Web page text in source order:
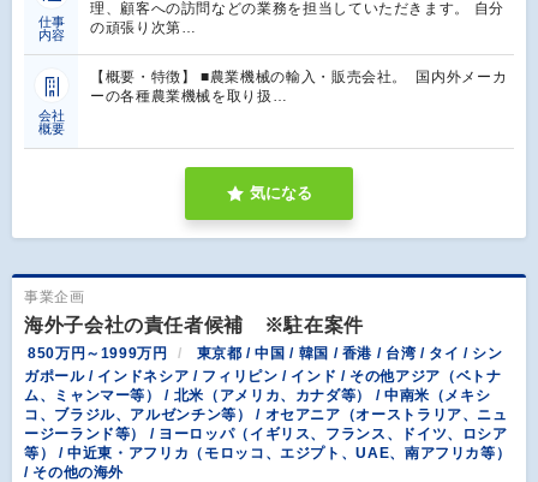
仕事
内容
理、顧客への訪問などの業務を担当していただきます。 自分
の頑張り次第…
会社
概要
【概要・特徴】 ■農業機械の輸入・販売会社。 国内外メーカ
ーの各種農業機械を取り扱…
気になる
事業企画
海外子会社の責任者候補 ※駐在案件
850万円～1999万円
東京都 / 中国 / 韓国 / 香港 / 台湾 / タイ / シン
ガポール / インドネシア / フィリピン / インド / その他アジア（ベトナ
ム、ミャンマー等） / 北米（アメリカ、カナダ等） / 中南米（メキシ
コ、ブラジル、アルゼンチン等） / オセアニア（オーストラリア、ニュ
ージーランド等） / ヨーロッパ（イギリス、フランス、ドイツ、ロシア
等） / 中近東・アフリカ（モロッコ、エジプト、UAE、南アフリカ等）
/ その他の海外